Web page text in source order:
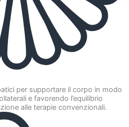
per supportare il corpo in modo
e favorendo l’equilibrio
alle terapie convenzionali.